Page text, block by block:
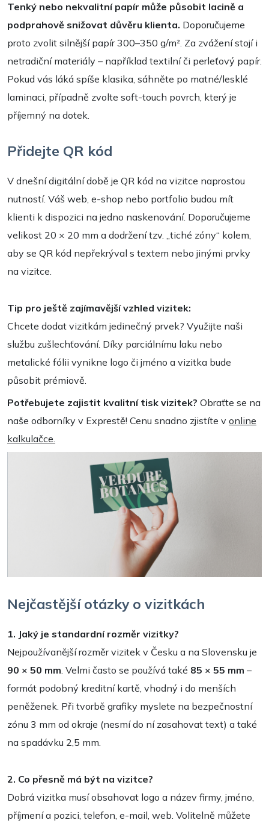
Tenký nebo nekvalitní papír může působit lacině a
podprahově snižovat důvěru klienta. Doporučujeme
proto zvolit silnější papír 300–350 g/m². Za zvážení stojí i
netradiční materiály – například textilní či perleťový papír.
Pokud vás láká spíše klasika, sáhněte po matné/lesklé
laminaci, případně zvolte soft-touch povrch, který je
příjemný na dotek.
Přidejte QR kód
V dnešní digitální době je QR kód na vizitce naprostou
nutností. Váš web, e-shop nebo portfolio budou mít
klienti k dispozici na jedno naskenování. Doporučujeme
velikost 20 × 20 mm a dodržení tzv. „tiché zóny“ kolem,
aby se QR kód nepřekrýval s textem nebo jinými prvky
na vizitce.
Tip pro ještě zajímavější vzhled vizitek:
Chcete dodat vizitkám jedinečný prvek? Využijte naši
službu zušlechťování. Díky parciálnímu laku nebo
metalické fólii vynikne logo či jméno a vizitka bude
působit prémiově.
Potřebujete zajistit kvalitní tisk vizitek? Obraťte se na
naše odborníky v Exprestě! Cenu snadno zjistíte v online
kalkulačce.
Nejčastější otázky o vizitkách
1. Jaký je standardní rozměr vizitky?
Nejpoužívanější rozměr vizitek v Česku a na Slovensku je
90 × 50 mm . Velmi často se používá také 85 × 55 mm –
formát podobný kreditní kartě, vhodný i do menších
peněženek. Při tvorbě grafiky myslete na bezpečnostní
zónu 3 mm od okraje (nesmí do ní zasahovat text) a také
na spadávku 2,5 mm.
2. Co přesně má být na vizitce?
Dobrá vizitka musí obsahovat logo a název firmy, jméno,
příjmení a pozici, telefon, e-mail, web. Volitelně můžete